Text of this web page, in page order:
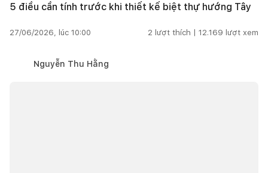
5 điều cần tính trước khi thiết kế biệt thự hướng Tây
27/06/2026, lúc 10:00 2 lượt thích | 12.169 lượt xem
Nguyễn Thu Hằng